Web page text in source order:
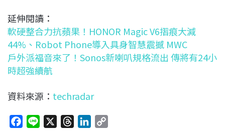
延伸閱讀：
軟硬整合力抗蘋果！HONOR Magic V6摺痕大減
44%、Robot Phone導入具身智慧震撼 MWC
戶外派福音來了！Sonos新喇叭規格流出 傳將有24小
時超強續航
資料來源： techradar